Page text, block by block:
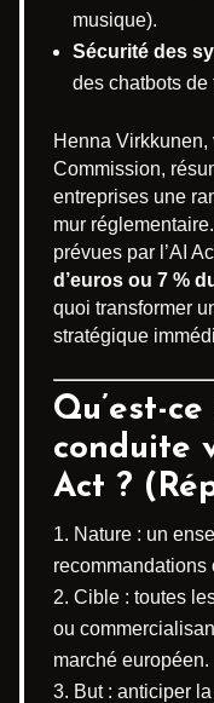
musique).
Sécurité des
des chatbots de
Henna
Commission,
entreprises une
mur
prévues par l’AI
d’euros ou 7 %
quoi transformer
stratégique
Qu’est-
conduite
Act ?
Nature : un
recommandations
Cible : toutes
ou
marché européen.
But : anticiper